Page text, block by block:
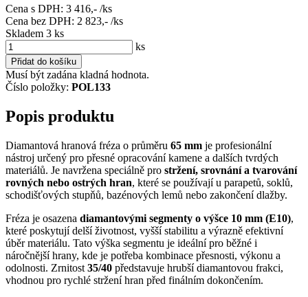
Cena s DPH: 3 416,- /ks
Cena bez DPH: 2 823,- /ks
Skladem 3 ks
ks
Přidat do košíku
Musí být zadána kladná hodnota.
Číslo položky: POL133
Popis produktu
Diamantová hranová fréza o průměru 65 mm je profesionální
nástroj určený pro přesné opracování kamene a dalších tvrdých
materiálů. Je navržena speciálně pro stržení, srovnání a tvarování
rovných nebo ostrých hran, které se používají u parapetů, soklů,
schodišťových stupňů, bazénových lemů nebo zakončení dlažby.
Fréza je osazena diamantovými segmenty o výšce 10 mm (E10),
které poskytují delší životnost, vyšší stabilitu a výrazně efektivní
úběr materiálu. Tato výška segmentu je ideální pro běžné i
náročnější hrany, kde je potřeba kombinace přesnosti, výkonu a
odolnosti. Zrnitost 35/40 představuje hrubší diamantovou frakci,
vhodnou pro rychlé stržení hran před finálním dokončením.